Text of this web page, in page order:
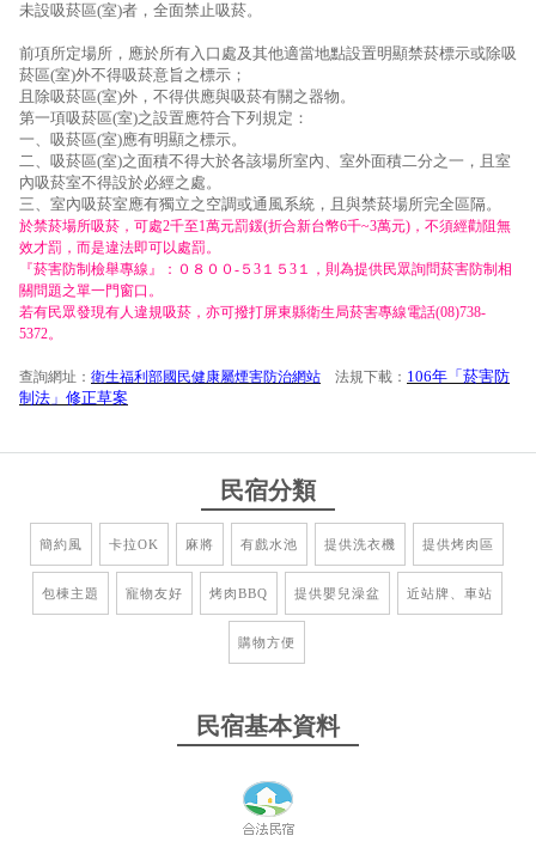
未設吸菸區(室)者，全面禁止吸菸。
前項所定場所，應於所有入口處及其他適當地點設置明顯禁菸標示或除吸
菸區(室)外不得吸菸意旨之標示；
且除吸菸區(室)外，不得供應與吸菸有關之器物。
第一項吸菸區(室)之設置應符合下列規定：
一、吸菸區(室)應有明顯之標示。
二、吸菸區(室)之面積不得大於各該場所室內、室外面積二分之一，且室
內吸菸室不得設於必經之處。
三、室內吸菸室應有獨立之空調或通風系統，且與禁菸場所完全區隔。
於禁菸場所吸菸，可處2千至1萬元罰鍰(折合新台幣6千~3萬元)，不須經勸阻無
效才罰，而是違法即可以處罰。
『菸害防制檢舉專線』：０８００-５3１５3１，則為提供民眾詢問菸害防制相
關問題之單一門窗口。
若有民眾發現有人違規吸菸，亦可撥打屏東縣衛生局菸害專線電話(08)738-
5372。
查詢網址： 衛生福利部國民健康屬煙害防治網站 法規下載： 106年「菸害防
制法」修正草案
民宿分類
簡約風 卡拉OK 麻將 有戲水池 提供洗衣機 提供烤肉區
包棟主題 寵物友好 烤肉BBQ 提供嬰兒澡盆 近站牌、車站
購物方便
民宿基本資料